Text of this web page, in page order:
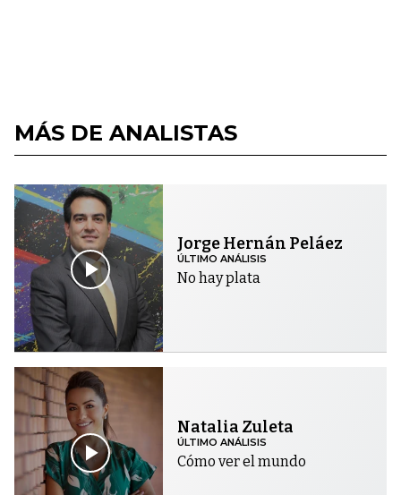
MÁS DE ANALISTAS
Jorge Hernán Peláez
ÚLTIMO ANÁLISIS
No hay plata
Natalia Zuleta
ÚLTIMO ANÁLISIS
Cómo ver el mundo